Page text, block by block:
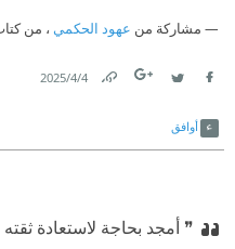
مشاركة من عهود الحكمي ، من
4‏/4‏/2025
أوافق
❞ أمجد بحاجة لاستعادة ثقته